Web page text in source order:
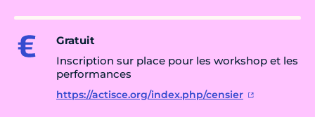
Gratuit
Inscription sur place pour les workshop et les
performances
https://actisce.org/index.php/censier